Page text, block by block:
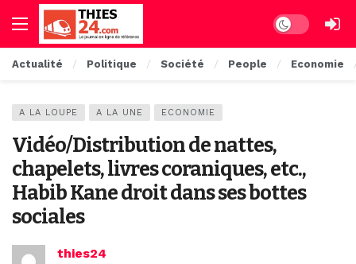
Dark mode
Actualité Politique Société People Economie
A LA LOUPE A LA UNE ECONOMIE
Vidéo/Distribution de nattes,
chapelets, livres coraniques, etc.,
Habib Kane droit dans ses bottes
sociales
thies24